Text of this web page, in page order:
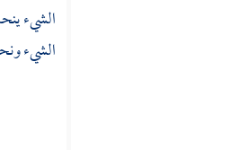
الشيء
الشيء